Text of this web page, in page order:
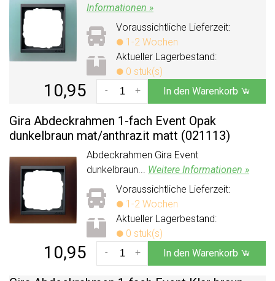
Informationen »
Voraussichtliche Lieferzeit:
1-2 Wochen
Aktueller Lagerbestand:
0 stuk(s)
10,95 +
- In den Warenkorb
Gira Abdeckrahmen 1-fach Event Opak
dunkelbraun mat/anthrazit matt (021113)
Abdeckrahmen Gira Event
dunkelbraun... Weitere Informationen »
Voraussichtliche Lieferzeit:
1-2 Wochen
Aktueller Lagerbestand:
0 stuk(s)
10,95 +
- In den Warenkorb